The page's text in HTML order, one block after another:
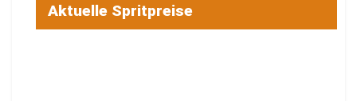
Aktuelle Spritpreise